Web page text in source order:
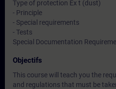
Type of protection Ex t (dust)
- Principle
- Special requirements
- Tests
Special Documentation
Objectifs
This course will teach you the
and regulations that must be